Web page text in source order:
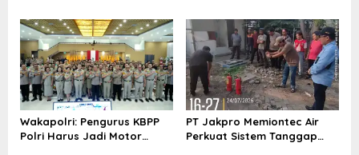
Digital Baru
Berdialog dengan Nelayan
Indramayu
Wakapolri: Pengurus KBPP
Polri Harus Jadi Motor
PT Jakpro Memiontec Air
Perkuat Sistem Tanggap